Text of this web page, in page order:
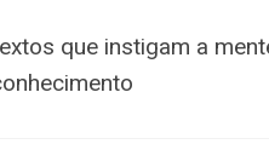
que instigam a